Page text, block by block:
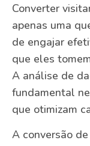
Converter
apenas uma
de engajar
que eles
A análise de
fundamental
que otimizam
A conversão